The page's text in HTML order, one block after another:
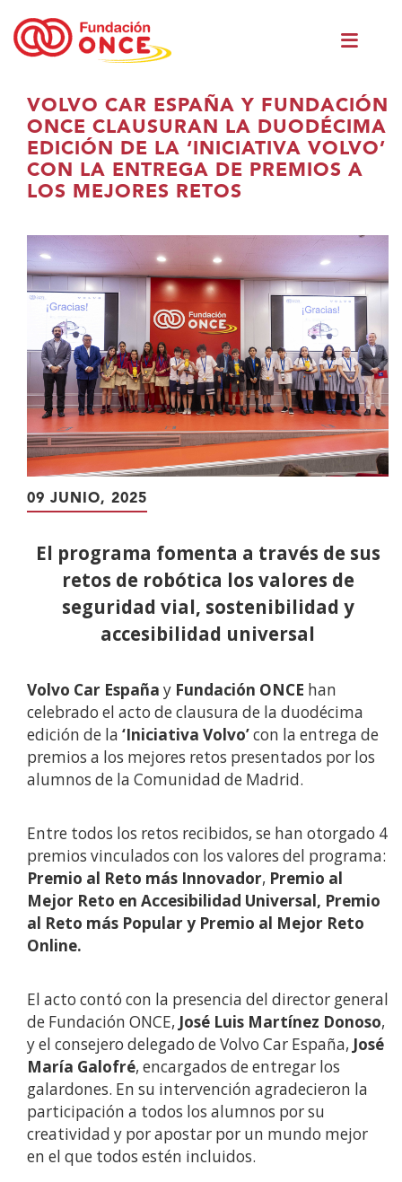
Eduki
nagusian
zaude
VOLVO CAR ESPAÑA Y FUNDACIÓN
ONCE CLAUSURAN LA DUODÉCIMA
EDICIÓN DE LA ‘INICIATIVA VOLVO’
CON LA ENTREGA DE PREMIOS A
LOS MEJORES RETOS
09 JUNIO, 2025
El programa fomenta a través de sus
retos de robótica los valores de
seguridad vial, sostenibilidad y
accesibilidad universal
Volvo Car España y Fundación ONCE han
celebrado el acto de clausura de la duodécima
edición de la ‘Iniciativa Volvo’con la entrega de
premios a los mejores retos presentados por los
alumnos de la Comunidad de Madrid.
Entre todos los retos recibidos, se han otorgado 4
premios vinculados con los valores del programa:
Premio al Reto más Innovador, Premio al
Mejor Reto en Accesibilidad Universal, Premio
al Reto más Popular y Premio al Mejor Reto
Online.
El acto contó con la presencia del director general
de Fundación ONCE, José Luis Martínez Donoso,
y el consejero delegado de Volvo Car España, José
María Galofré, encargados de entregar los
galardones. En su intervención agradecieron la
participación a todos los alumnos por su
creatividad y por apostar por un mundo mejor
en el que todos estén incluidos.